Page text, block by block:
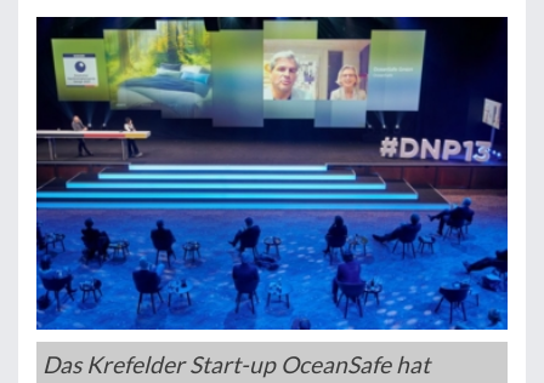
Das Krefelder Start-up OceanSafe hat